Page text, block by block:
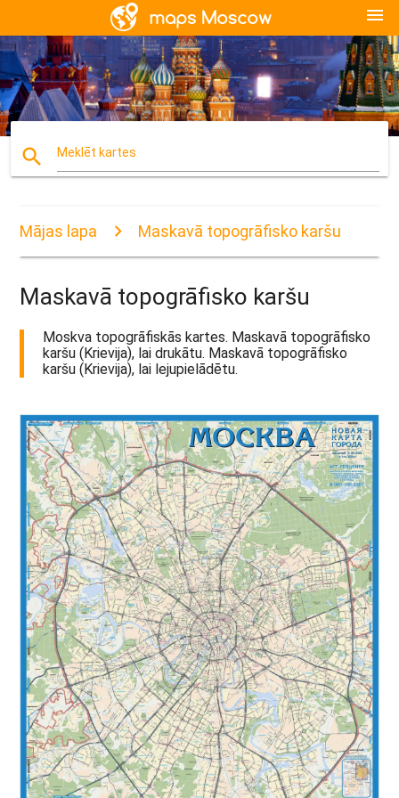
menu
search Meklēt kartes
Mājas lapa Maskavā topogrāfisko karšu
Maskavā topogrāfisko karšu
Moskva topogrāfiskās kartes. Maskavā topogrāfisko
karšu (Krievija), lai drukātu. Maskavā topogrāfisko
karšu (Krievija), lai lejupielādētu.